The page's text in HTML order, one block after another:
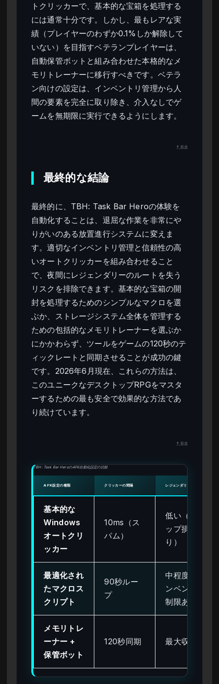
トクリッカーで、基本的な宝箱を処理する
には通常十分です。しかし、最もレアな実
績（プレイヤーのわずか0.1%しか解除して
いない）を目指すベテランプレイヤーは、
自動保管ボットと組み合わせた本格的なメ
モリトレーナーに移行すべきです。ベテラ
ン向けの設定は、インベントリ管理から人
間の要素を完全に取り除き、介入なしでゲ
ームを無期限に実行できるようにします。
↑ 目次
最終的な結論
最終的に、TBH: Task Bar Heroの体験を
自動化することは、退屈な作業を非常にや
りがいのある放置進行システムに変えま
す。適切なインベントリ管理と信頼性の高
いオートクリッカーを組み合わせること
で、夜間にレジェンダリーのルートを失う
リスクを排除できます。基本的な宝箱の開
封を処理するためのシンプルなマクロを選
ぶか、ストレージシステム全体を管理する
ための包括的なメモリトレーナーを選ぶか
にかかわらず、ツールをゲームの120秒のテ
ィックレートと同期させることが成功の鍵
です。2026年6月現在、これらの方法は、
このユニークなデスクトップRPGをマスタ
ーするための最も安全で効果的な方法であ
り続けています。
↑ 目次
TBH: Task Bar HeroのAFK自動化設定の比較
AFK設定の種類 クリッカーの間隔 レジェンダリー収益（72時間）
基本的な
Windows
オートクリ
ッカー
10ms（ス
パム）
低い（ドロ
ップ損失あ
り）
最適化され
たマクロス
クリプト
90秒ルー
プ
中程度（イ
ンベントリ
制限あり）
メモリトレ
ーナー +
保管ボット
120秒同期 最大収益